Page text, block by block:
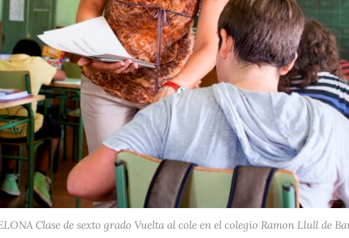
Clase de sexto grado Vuelta al cole en el colegio Ramon Llull de